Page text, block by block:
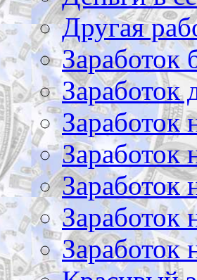
Другая
Заработок
Заработок
Заработок
Заработок
Заработок
Заработок
Заработок